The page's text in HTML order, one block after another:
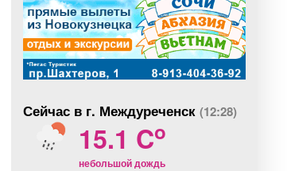
Сейчас в г. Междуреченск (12:28)
15.1 Co
небольшой дождь